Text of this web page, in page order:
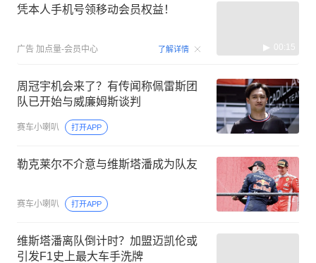
凭本人手机号领移动会员权益！
广告 加点量-会员中心 了解详情 00:15
周冠宇机会来了？有传闻称佩雷斯团
队已开始与威廉姆斯谈判
赛车小喇叭 打开APP
勒克莱尔不介意与维斯塔潘成为队友
赛车小喇叭 打开APP
维斯塔潘离队倒计时？加盟迈凯伦或
引发F1史上最大车手洗牌